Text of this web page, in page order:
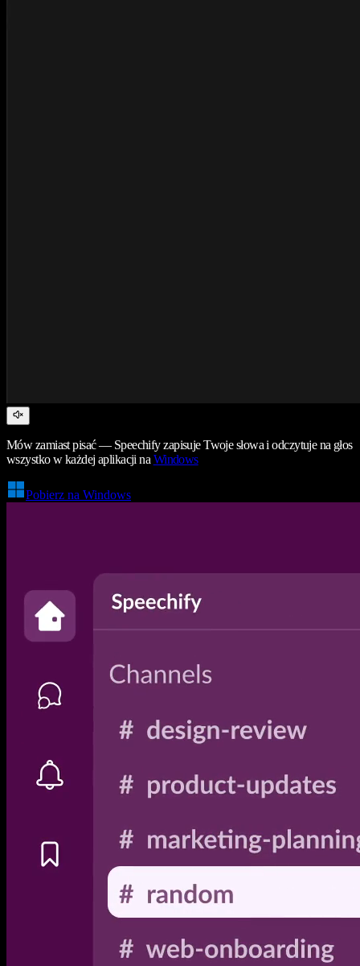
Mów zamiast pisać — Speechify zapisuje Twoje słowa i odczytuje na głos
wszystko w każdej aplikacji na Windows
Pobierz na Windows